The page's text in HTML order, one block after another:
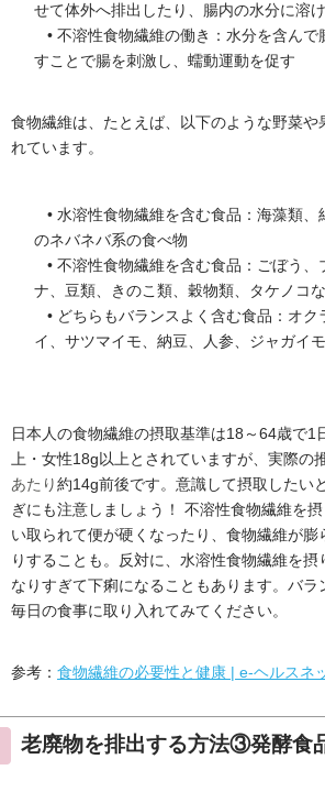
せて体外へ排出したり、腸内の水分に溶
不溶性食物繊維の働き：水分を含んで
すことで腸を刺激し、蠕動運動を促す
食物繊維は、たとえば、以下のような野菜や
れています。
水溶性食物繊維を含む食品：海藻類、
のネバネバ系の食べ物
不溶性食物繊維を含む食品：ごぼう、
ナ、豆類、きのこ類、穀物類、タケノコ
どちらもバランスよく含む食品：オク
イ、サツマイモ、納豆、人参、ジャガイ
日本人の食物繊維の摂取基準は18～64歳で1
上・女性18g以上とされていますが、実際の
あたり約14g前後です。意識して摂取したい
ぎにも注意しましょう！ 不溶性食物繊維を
い取られて便が硬くなったり、食物繊維が膨
りすることも。反対に、水溶性食物繊維を摂
なりすぎて下痢になることもあります。バラ
毎日の食事に取り入れてみてください。
参考： 食物繊維の必要性と健康 | e-ヘルスネ
老廃物を排出する方法③発酵食